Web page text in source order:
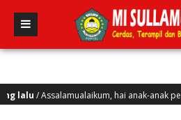
/ Assalamualaikum, hai anak-anak